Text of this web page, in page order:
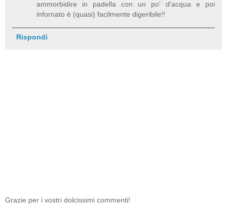
ammorbidire in padella con un po' d'acqua e poi
infornato è (quasi) facilmente digeribile!!
Rispondi
Grazie per i vostri dolcissimi commenti!